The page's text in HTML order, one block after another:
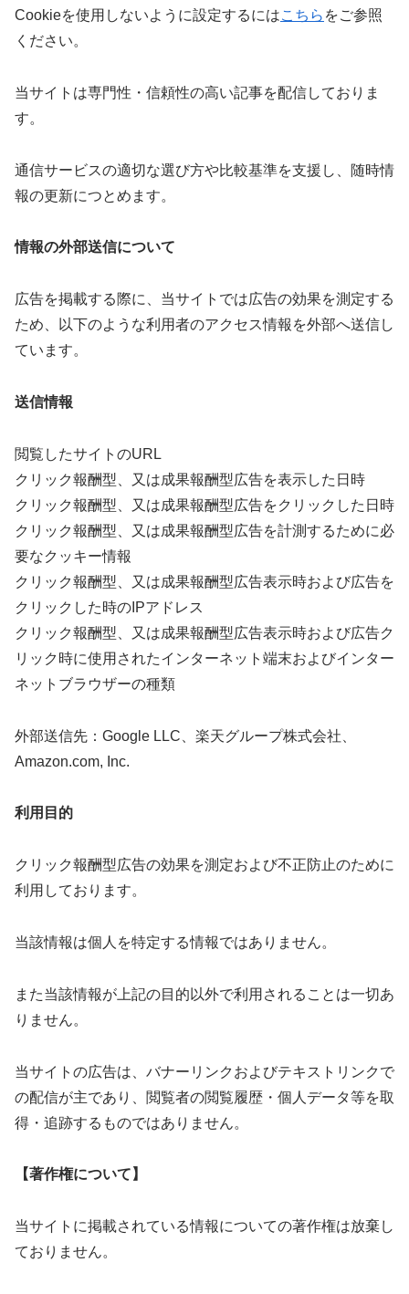
Cookieを使用しないように設定するにはこちら をご参照
ください。
当サイトは専門性・信頼性の高い記事を配信しておりま
す。
通信サービスの適切な選び方や比較基準を支援し、随時情
報の更新につとめます。
情報の外部送信について
広告を掲載する際に、当サイトでは広告の効果を測定する
ため、以下のような利用者のアクセス情報を外部へ送信し
ています。
送信情報
閲覧したサイトのURL
クリック報酬型、又は成果報酬型広告を表示した日時
クリック報酬型、又は成果報酬型広告をクリックした日時
クリック報酬型、又は成果報酬型広告を計測するために必
要なクッキー情報
クリック報酬型、又は成果報酬型広告表示時および広告を
クリックした時のIPアドレス
クリック報酬型、又は成果報酬型広告表示時および広告ク
リック時に使用されたインターネット端末およびインター
ネットブラウザーの種類
外部送信先：Google LLC、楽天グループ株式会社、
Amazon.com, Inc.
利用目的
クリック報酬型広告の効果を測定および不正防止のために
利用しております。
当該情報は個人を特定する情報ではありません。
また当該情報が上記の目的以外で利用されることは一切あ
りません。
当サイトの広告は、バナーリンクおよびテキストリンクで
の配信が主であり、閲覧者の閲覧履歴・個人データ等を取
得・追跡するものではありません。
【著作権について】
当サイトに掲載されている情報についての著作権は放棄し
ておりません。